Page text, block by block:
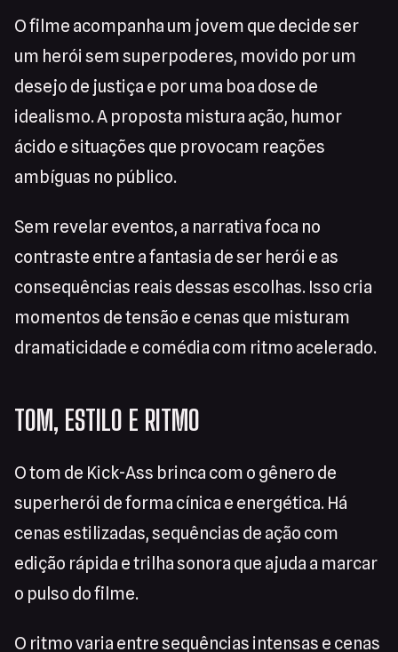
O filme acompanha um jovem que decide ser
um herói sem superpoderes, movido por um
desejo de justiça e por uma boa dose de
idealismo. A proposta mistura ação, humor
ácido e situações que provocam reações
ambíguas no público.
Sem revelar eventos, a narrativa foca no
contraste entre a fantasia de ser herói e as
consequências reais dessas escolhas. Isso cria
momentos de tensão e cenas que misturam
dramaticidade e comédia com ritmo acelerado.
TOM, ESTILO E RITMO
O tom de Kick-Ass brinca com o gênero de
superherói de forma cínica e energética. Há
cenas estilizadas, sequências de ação com
edição rápida e trilha sonora que ajuda a marcar
o pulso do filme.
O ritmo varia entre sequências intensas e cenas